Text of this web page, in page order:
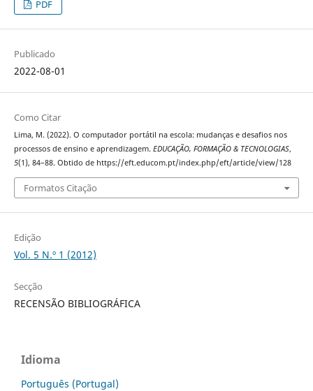
PDF
Publicado
2022-08-01
Como Citar
Lima, M. (2022). O computador portátil na escola: mudanças e desafios nos
processos de ensino e aprendizagem. EDUCAÇÃO, FORMAÇÃO & TECNOLOGIAS,
5(1), 84–88. Obtido de https://eft.educom.pt/index.php/eft/article/view/128
Formatos Citação
Edição
Vol. 5 N.º 1 (2012)
Secção
RECENSÃO BIBLIOGRÁFICA
Idioma
Português (Portugal)